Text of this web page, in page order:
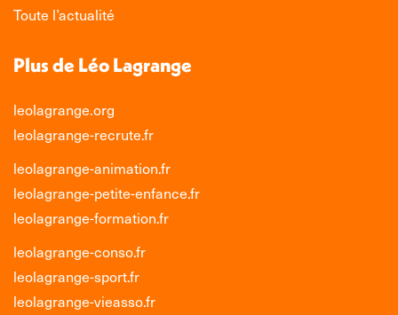
Toute l’actualité
Plus de Léo Lagrange
leolagrange.org
leolagrange-recrute.fr
leolagrange-animation.fr
leolagrange-petite-enfance.fr
leolagrange-formation.fr
leolagrange-conso.fr
leolagrange-sport.fr
leolagrange-vieasso.fr